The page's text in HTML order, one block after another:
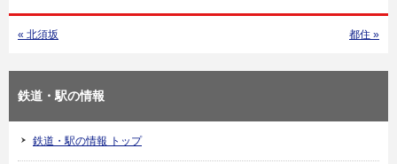
« 北須坂 都住 »
鉄道・駅の情報
鉄道・駅の情報 トップ